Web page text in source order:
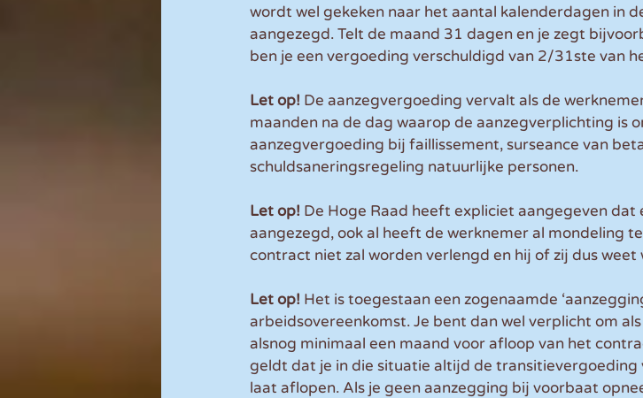
wordt wel gekeken naar het aantal kalenderdagen in
aangezegd. Telt de maand 31 dagen en je zegt
ben je een vergoeding verschuldigd van 2/31ste van
Let op! De aanzegvergoeding vervalt als de
maanden na de dag waarop de aanzegverplichting is
aanzegvergoeding bij faillissement, surseance van
schuldsaneringsregeling natuurlijke personen.
Let op! De Hoge Raad heeft expliciet aangegeven
aangezegd, ook al heeft de werknemer al mondeling
contract niet zal worden verlengd en hij of zij dus weet
Let op! Het is toegestaan een zogenaamde
arbeidsovereenkomst. Je bent dan wel verplicht om
alsnog minimaal een maand voor afloop van het
geldt dat je in die situatie altijd de
laat aflopen. Als je geen aanzegging bij voorbaat